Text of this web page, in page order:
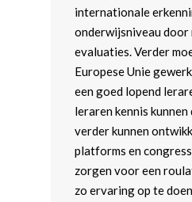
internationale
onderwijsniveau door
evaluaties. Verder
Europese Unie
een goed lopend
leraren kennis kunnen
verder kunnen
platforms en
zorgen voor een
zo ervaring op te